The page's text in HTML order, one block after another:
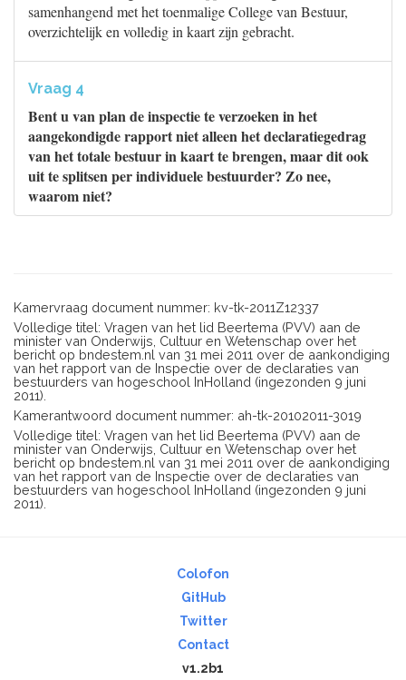
samenhangend met het toenmalige College van Bestuur,
overzichtelijk en volledig in kaart zijn gebracht.
Vraag 4
Bent u van plan de inspectie te verzoeken in het
aangekondigde rapport niet alleen het declaratiegedrag
van het totale bestuur in kaart te brengen, maar dit ook
uit te splitsen per individuele bestuurder? Zo nee,
waarom niet?
Kamervraag document nummer: kv-tk-2011Z12337
Volledige titel: Vragen van het lid Beertema (PVV) aan de
minister van Onderwijs, Cultuur en Wetenschap over het
bericht op bndestem.nl van 31 mei 2011 over de aankondiging
van het rapport van de Inspectie over de declaraties van
bestuurders van hogeschool InHolland (ingezonden 9 juni
2011).
Kamerantwoord document nummer: ah-tk-20102011-3019
Volledige titel: Vragen van het lid Beertema (PVV) aan de
minister van Onderwijs, Cultuur en Wetenschap over het
bericht op bndestem.nl van 31 mei 2011 over de aankondiging
van het rapport van de Inspectie over de declaraties van
bestuurders van hogeschool InHolland (ingezonden 9 juni
2011).
Colofon
GitHub
Twitter
Contact
v1.2b1